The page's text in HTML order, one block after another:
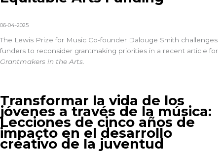
06-04-2025
The Lewis Prize for Music Co-founder Dalouge Smith challenges
funders to reconsider grantmaking priorities in a recent article for
Grantmakers in the Arts
Transformar la vida de los
jóvenes a través de la música:
Lecciones de cinco años de
impacto en el desarrollo
creativo de la juventud